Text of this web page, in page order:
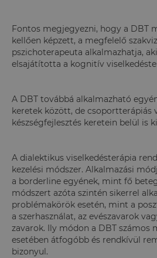
Fontos megjegyezni, hogy a DBT
kellően képzett, a megfelelő
pszichoterapeuta alkalmazhatja,
elsajátította a kognitív
A DBT továbbá alkalmazható
keretek között, de csoportterápiás
készségfejlesztés keretein belül is
A dialektikus viselkedésterápia
kezelési módszer. Alkalmazási
a borderline egyének, mint fő
módszert azóta szintén sikerrel
problémakörök esetén, mint a
a szerhasználat, az evészavarok
zavarok. Ily módon a DBT számos
esetében átfogóbb és rendkívül
bizonyul.